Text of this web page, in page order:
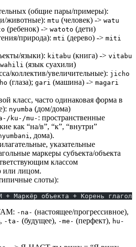
(общие пары/примеры):
животные): mtu (человек) -> watu
(ребенок) -> watoto (дети)
природа): mti (дерево) -> miti
языки): kitabu (книга) -> vitabu
(язык суахили)
коллектив/увеличительные): jicho
(глаза); gari (машина) -> magari
класс, часто одинаковая форма в
nyumba (дом/дома)
ku-/mu-: пространственные
как “на/в”, “к”, “внутри”
, дома).
указательные
маркеры субъекта/объекта
классом
или лицом.
слоты):
+ Маркёр объекта + Корень
-na- (настоящее/прогрессивное),
-ta- (будущее), -me- (перфект), hu-